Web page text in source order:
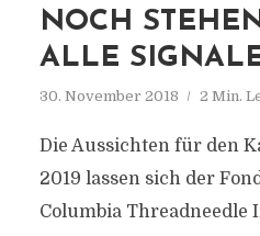
NOCH
ALLE
30. November 2018 2 Min.
Die Aussichten für den
2019 lassen sich der
Columbia Threadneedle